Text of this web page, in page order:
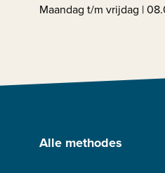
Maandag t/m vrijdag |
Alle methodes